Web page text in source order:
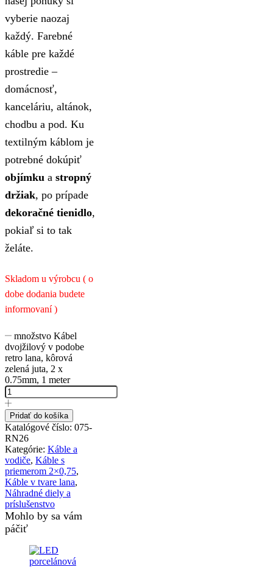
vyberie naozaj
každý. Farebné
káble pre každé
prostredie –
domácnosť,
kanceláriu, altánok,
chodbu a pod. Ku
textilným káblom je
potrebné dokúpiť
objímku a stropný
držiak, po prípade
dekoračné tienidlo,
pokiaľ si to tak
želáte.
Skladom u výrobcu ( o
dobe dodania budete
informovaní )
množstvo Kábel
dvojžilový v podobe
retro lana, kôrová
zelená juta, 2 x
0.75mm, 1 meter
Pridať do košíka
Katalógové číslo: 075-
RN26
Kategórie: Káble a
vodiče, Káble s
priemerom 2×0,75,
Káble v tvare lana,
Náhradné diely a
príslušenstvo
Mohlo by sa vám
páčiť